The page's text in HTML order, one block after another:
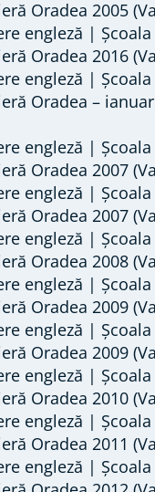
Oradea 2005
engleză |
Oradea 2016
engleză |
Oradea –
engleză |
Oradea 2007
engleză |
Oradea 2007
engleză |
Oradea 2008
engleză |
Oradea 2009
engleză |
Oradea 2009
engleză |
Oradea 2010
engleză |
Oradea 2011
engleză |